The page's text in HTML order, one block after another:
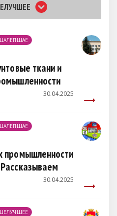
ткани и
30.04.2025
промышленности
30.04.2025